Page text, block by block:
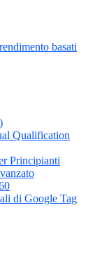
basati
Qualification
Principianti
di Google Tag